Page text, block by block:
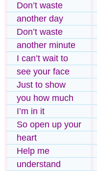
Don’t waste
another day
Don’t waste
another minute
I can’t wait to
see your face
Just to show
you how much
I’m in it
So open up your
heart
Help me
understand